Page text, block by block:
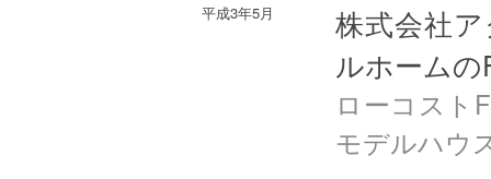
平成3年5月
株式会社
ルホーム
ローコスト
モデルハウ